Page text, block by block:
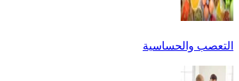
التعصب والحساسية